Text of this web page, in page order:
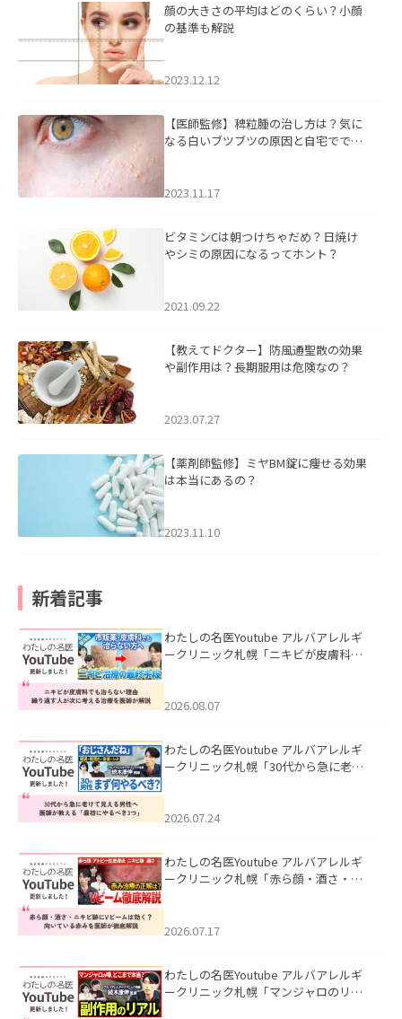
顔の大きさの平均はどのくらい？小顔
の基準も解説
2023.12.12
【医師監修】稗粒腫の治し方は？気に
なる白いブツブツの原因と自宅ででき
2023.11.17
ビタミンCは朝つけちゃだめ？日焼け
やシミの原因になるってホント？
2021.09.22
【教えてドクター】防風通聖散の効果
や副作用は？長期服用は危険なの？
2023.07.27
【薬剤師監修】ミヤBM錠に痩せる効果
は本当にあるの？
2023.11.10
新着記事
わたしの名医Youtube アルバアレルギ
ークリニック札幌「ニキビが皮膚科で
ました。
2026.08.07
わたしの名医Youtube アルバアレルギ
ークリニック札幌「30代から急に老け
た。
2026.07.24
わたしの名医Youtube アルバアレルギ
ークリニック札幌「赤ら顔・酒さ・ニ
した。
2026.07.17
わたしの名医Youtube アルバアレルギ
ークリニック札幌「マンジャロのリア